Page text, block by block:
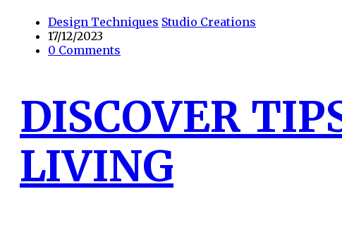
Design Techniques Studio Creations
17/12/2023
0 Comments
DISCOVER
LIVING